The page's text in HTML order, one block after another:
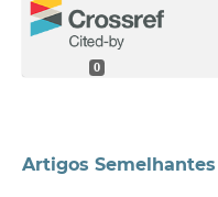
0
Artigos Semelhantes